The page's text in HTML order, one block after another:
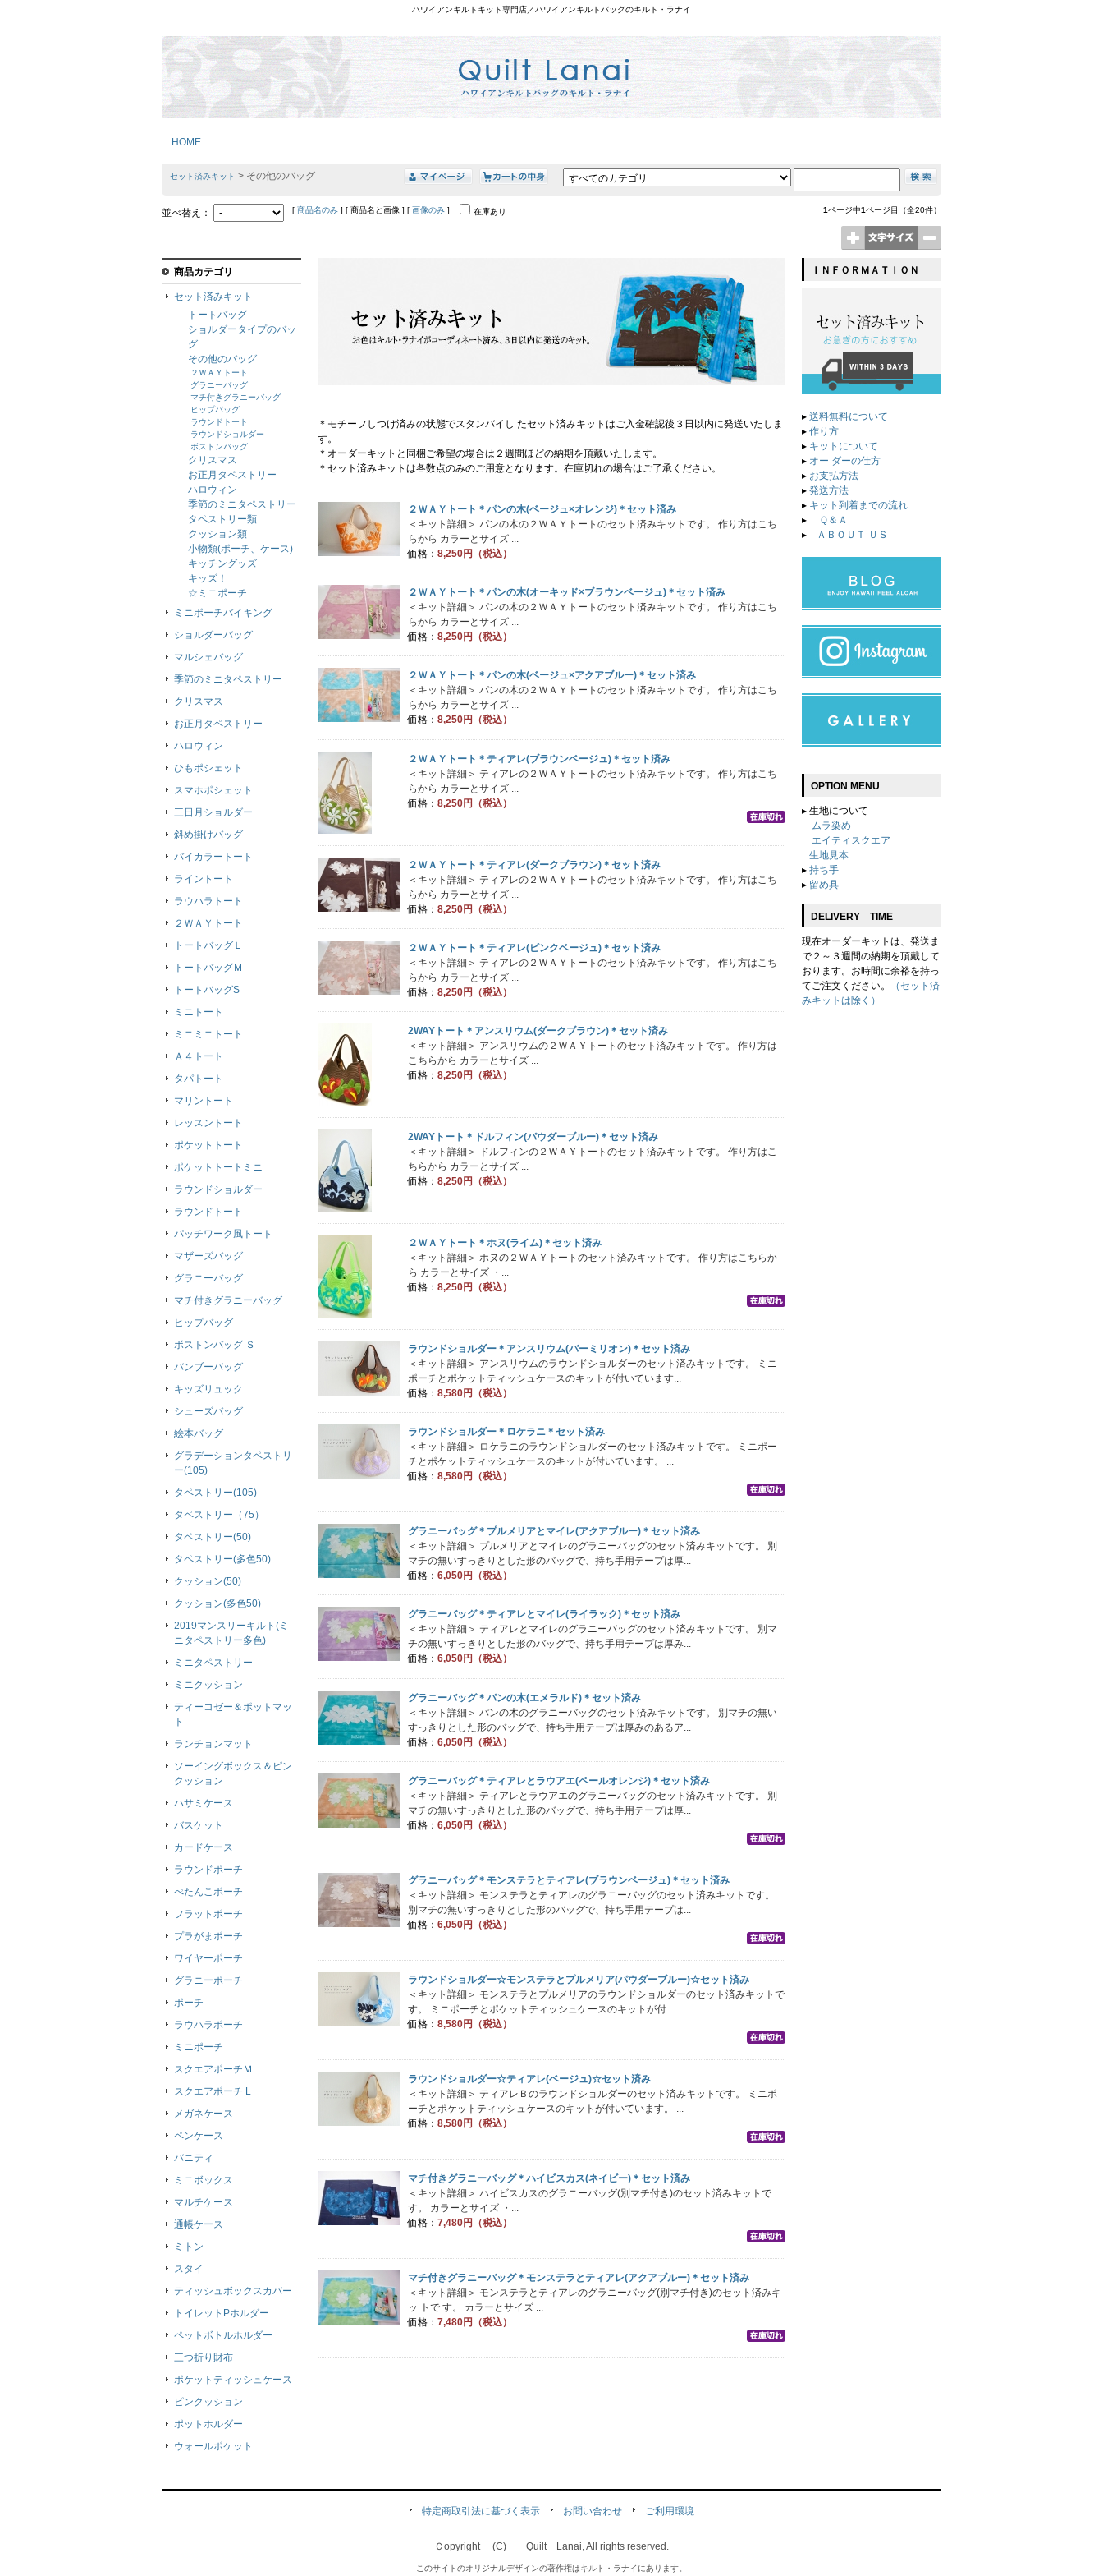
ハワイアンキルトキット専門店／ハワイアンキルトバッグのキルト・ラナイ
HOME
セット済みキット > その他のバッグ
並べ替え： [ 商品名のみ ] [ 商品名と画像 ] [ 画像のみ ] 在庫あり 1ページ中1ページ目（全20件）
＊モチーフしつけ済みの状態でスタンバイし たセット済みキットはご入金確認後３日以内に発送いたしま
す。
＊オーダーキットと同梱ご希望の場合は２週間ほどの納期を頂戴いたします。
＊セット済みキットは各数点のみのご用意となります。在庫切れの場合はご了承ください。
２ＷＡＹトート＊パンの木(ベージュ×オレンジ)＊セット済み
＜キット詳細＞ パンの木の２ＷＡＹトートのセット済みキットです。 作り方はこち
らから カラーとサイズ ...
価格： 8,250円（税込）
２ＷＡＹトート＊パンの木(オーキッド×ブラウンベージュ)＊セット済み
＜キット詳細＞ パンの木の２ＷＡＹトートのセット済みキットです。 作り方はこち
らから カラーとサイズ ...
価格： 8,250円（税込）
２ＷＡＹトート＊パンの木(ベージュ×アクアブルー)＊セット済み
＜キット詳細＞ パンの木の２ＷＡＹトートのセット済みキットです。 作り方はこち
らから カラーとサイズ ...
価格： 8,250円（税込）
２ＷＡＹトート＊ティアレ(ブラウンベージュ)＊セット済み
＜キット詳細＞ ティアレの２ＷＡＹトートのセット済みキットです。 作り方はこち
らから カラーとサイズ ...
価格： 8,250円（税込）
２ＷＡＹトート＊ティアレ(ダークブラウン)＊セット済み
＜キット詳細＞ ティアレの２ＷＡＹトートのセット済みキットです。 作り方はこち
らから カラーとサイズ ...
価格： 8,250円（税込）
２ＷＡＹトート＊ティアレ(ピンクベージュ)＊セット済み
＜キット詳細＞ ティアレの２ＷＡＹトートのセット済みキットです。 作り方はこち
らから カラーとサイズ ...
価格： 8,250円（税込）
2WAYトート＊アンスリウム(ダークブラウン)＊セット済み
＜キット詳細＞ アンスリウムの２ＷＡＹトートのセット済みキットです。 作り方は
こちらから カラーとサイズ ...
価格： 8,250円（税込）
2WAYトート＊ドルフィン(パウダーブルー)＊セット済み
＜キット詳細＞ ドルフィンの２ＷＡＹトートのセット済みキットです。 作り方はこ
ちらから カラーとサイズ ...
価格： 8,250円（税込）
２ＷＡＹトート＊ホヌ(ライム)＊セット済み
＜キット詳細＞ ホヌの２ＷＡＹトートのセット済みキットです。 作り方はこちらか
ら カラーとサイズ ・...
価格： 8,250円（税込）
ラウンドショルダー＊アンスリウム(バーミリオン)＊セット済み
＜キット詳細＞ アンスリウムのラウンドショルダーのセット済みキットです。 ミニ
ポーチとポケットティッシュケースのキットが付いています...
価格： 8,580円（税込）
ラウンドショルダー＊ロケラニ＊セット済み
＜キット詳細＞ ロケラニのラウンドショルダーのセット済みキットです。 ミニポー
チとポケットティッシュケースのキットが付いています。 ...
価格： 8,580円（税込）
グラニーバッグ＊プルメリアとマイレ(アクアブルー)＊セット済み
＜キット詳細＞ プルメリアとマイレのグラニーバッグのセット済みキットです。 別
マチの無いすっきりとした形のバッグで、持ち手用テープは厚...
価格： 6,050円（税込）
グラニーバッグ＊ティアレとマイレ(ライラック)＊セット済み
＜キット詳細＞ ティアレとマイレのグラニーバッグのセット済みキットです。 別マ
チの無いすっきりとした形のバッグで、持ち手用テープは厚み...
価格： 6,050円（税込）
グラニーバッグ＊パンの木(エメラルド)＊セット済み
＜キット詳細＞ パンの木のグラニーバッグのセット済みキットです。 別マチの無い
すっきりとした形のバッグで、持ち手用テープは厚みのあるア...
価格： 6,050円（税込）
グラニーバッグ＊ティアレとラウアエ(ペールオレンジ)＊セット済み
＜キット詳細＞ ティアレとラウアエのグラニーバッグのセット済みキットです。 別
マチの無いすっきりとした形のバッグで、持ち手用テープは厚...
価格： 6,050円（税込）
グラニーバッグ＊モンステラとティアレ(ブラウンベージュ)＊セット済み
＜キット詳細＞ モンステラとティアレのグラニーバッグのセット済みキットです。
別マチの無いすっきりとした形のバッグで、持ち手用テープは...
価格： 6,050円（税込）
ラウンドショルダー☆モンステラとプルメリア(パウダーブルー)☆セット済み
＜キット詳細＞ モンステラとプルメリアのラウンドショルダーのセット済みキットで
す。 ミニポーチとポケットティッシュケースのキットが付...
価格： 8,580円（税込）
ラウンドショルダー☆ティアレ(ベージュ)☆セット済み
＜キット詳細＞ ティアレＢのラウンドショルダーのセット済みキットです。 ミニポ
ーチとポケットティッシュケースのキットが付いています。 ...
価格： 8,580円（税込）
マチ付きグラニーバッグ＊ハイビスカス(ネイビー)＊セット済み
＜キット詳細＞ ハイビスカスのグラニーバッグ(別マチ付き)のセット済みキットで
す。 カラーとサイズ ・...
価格： 7,480円（税込）
マチ付きグラニーバッグ＊モンステラとティアレ(アクアブルー)＊セット済み
＜キット詳細＞ モンステラとティアレのグラニーバッグ(別マチ付き)のセット済みキ
ッ トで す。 カラーとサイズ ...
価格： 7,480円（税込）
商品カテゴリ
セット済みキット
トートバッグ
ショルダータイプのバッ
グ
その他のバッグ
２ＷＡＹトート
グラニーバッグ
マチ付きグラニーバッグ
ヒップバッグ
ラウンドトート
ラウンドショルダー
ボストンバッグ
クリスマス
お正月タペストリー
ハロウィン
季節のミニタペストリー
タペストリー類
クッション類
小物類(ポーチ、ケース)
キッチングッズ
キッズ！
☆ミニポーチ
ミニポーチバイキング
ショルダーバッグ
マルシェバッグ
季節のミニタペストリー
クリスマス
お正月タペストリー
ハロウィン
ひもポシェット
スマホポシェット
三日月ショルダー
斜め掛けバッグ
バイカラートート
ライントート
ラウハラトート
２ＷＡＹトート
トートバッグＬ
トートバッグＭ
トートバッグS
ミニトート
ミニミニトート
Ａ４トート
タパトート
マリントート
レッスントート
ポケットトート
ポケットトートミニ
ラウンドショルダー
ラウンドトート
パッチワーク風トート
マザーズバッグ
グラニーバッグ
マチ付きグラニーバッグ
ヒップバッグ
ボストンバッグ Ｓ
バンブーバッグ
キッズリュック
シューズバッグ
絵本バッグ
グラデーションタペストリ
ー(105)
タペストリー(105)
タペストリー（75）
タペストリー(50)
タペストリー(多色50)
クッション(50)
クッション(多色50)
2019マンスリーキルト(ミ
ニタペストリー多色)
ミニタペストリー
ミニクッション
ティーコゼー＆ポットマッ
ト
ランチョンマット
ソーイングボックス＆ピン
クッション
ハサミケース
バスケット
カードケース
ラウンドポーチ
ぺたんこポーチ
フラットポーチ
プラがまポーチ
ワイヤーポーチ
グラニーポーチ
ポーチ
ラウハラポーチ
ミニポーチ
スクエアポーチＭ
スクエアポーチ L
メガネケース
ペンケース
バニティ
ミニボックス
マルチケース
通帳ケース
ミトン
スタイ
ティッシュボックスカバー
トイレットPホルダー
ペットボトルホルダー
三つ折り財布
ポケットティッシュケース
ピンクッション
ポットホルダー
ウォールポケット
ＩＮＦＯＲＭＡＴＩＯＮ
▸ 送料無料について
▸ 作り方
▸ キットについて
▸ オー ダーの仕方
▸ お支払方法
▸ 発送方法
▸ キット到着までの流れ
▸
Ｑ＆Ａ
▸
ＡＢＯＵＴ ＵＳ
OPTION MENU
▸ 生地について
ムラ染め
エイティスクエア
生地見本
▸ 持ち手
▸ 留め具
DELIVERY TIME
現在オーダーキットは、発送ま
で２～３週間の納期を頂戴して
おります。お時間に余裕を持っ
てご注文ください。
（セット済
みキットは除く）
特定商取引法に基づく表示 お問い合わせ ご利用環境
Ｃopyright (C) Quilt Lanai, All rights reserved.
このサイトのオリジナルデザインの著作権はキルト・ラナイにあります。